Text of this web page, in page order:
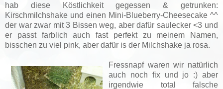
hab diese Köstlichkeit gegessen & getrunken:
Kirschmilchshake und einen Mini-Blueberry-Cheesecake ^^
der war zwar mit 3 Bissen weg, aber dafür saulecker <3 und
er passt farblich auch fast perfekt zu meinem Namen,
bisschen zu viel pink, aber dafür is der Milchshake ja rosa.
Fressnapf waren wir natürlich
auch noch fix und jo :) aber
irgendwie total falsche